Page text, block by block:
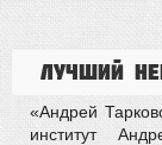
Лучший
«Андрей
институт